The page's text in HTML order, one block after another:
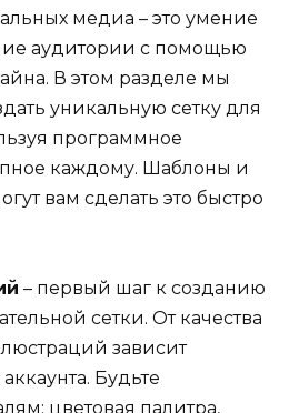
медиа – это умение
аудитории с помощью
В этом разделе мы
уникальную сетку для
программное
каждому. Шаблоны и
вам сделать это быстро
– первый шаг к созданию
сетки. От качества
зависит
Будьте
цветовая палитра,